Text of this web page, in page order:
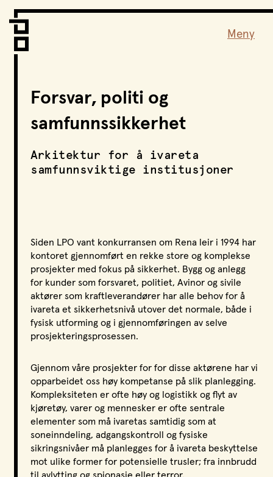
Meny
Vi er LPO
Hva vi gjør
Prosjekter
Nyheter
Kontakt
LPO Familien
LPO Oslo
LPO Lillehammer
LPO Svalbard
LPO Bergen
LOF
Forsvar, politi og
samfunnssikkerhet
Arkitektur for å ivareta
samfunnsviktige institusjoner
Siden LPO vant konkurransen om Rena leir i 1994 har
kontoret gjennomført en rekke store og komplekse
prosjekter med fokus på sikkerhet. Bygg og anlegg
for kunder som forsvaret, politiet, Avinor og sivile
aktører som kraftleverandører har alle behov for å
ivareta et sikkerhetsnivå utover det normale, både i
fysisk utforming og i gjennomføringen av selve
prosjekteringsprosessen.
Gjennom våre prosjekter for for disse aktørene har vi
opparbeidet oss høy kompetanse på slik planlegging.
Kompleksiteten er ofte høy og logistikk og flyt av
kjøretøy, varer og mennesker er ofte sentrale
elementer som må ivaretas samtidig som at
soneinndeling, adgangskontroll og fysiske
sikringsnivåer må planlegges for å ivareta beskyttelse
mot ulike former for potensielle trusler; fra innbrudd